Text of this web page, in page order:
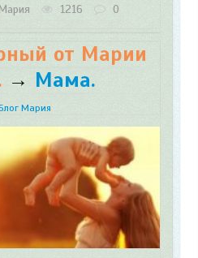
1216 0
от Марии
→ Мама.
Мария